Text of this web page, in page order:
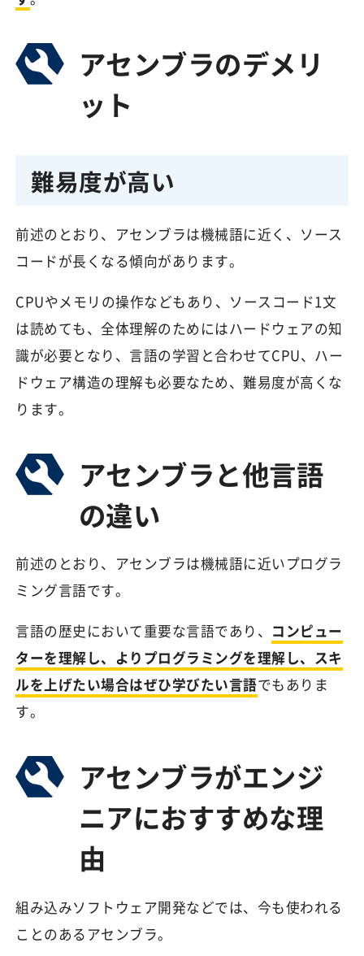
アセンブラのデメリ
ット
難易度が高い
前述のとおり、アセンブラは機械語に近く、ソース
コードが長くなる傾向があります。
CPUやメモリの操作などもあり、ソースコード1文
は読めても、全体理解のためにはハードウェアの知
識が必要となり、言語の学習と合わせてCPU、ハー
ドウェア構造の理解も必要なため、難易度が高くな
ります。
アセンブラと他言語
の違い
前述のとおり、アセンブラは機械語に近いプログラ
ミング言語です。
言語の歴史において重要な言語であり、 コンピュー
ターを理解し、よりプログラミングを理解し、スキ
ルを上げたい場合はぜひ学びたい言語でもありま
す。
アセンブラがエンジ
ニアにおすすめな理
由
組み込みソフトウェア開発などでは、今も使われる
ことのあるアセンブラ。